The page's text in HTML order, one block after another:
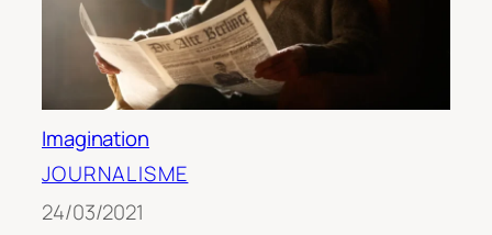
Imagination
JOURNALISME
24/03/2021